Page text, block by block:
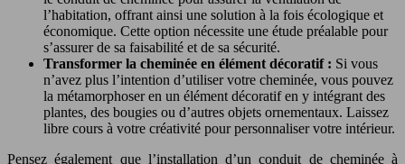
l’habitation, offrant ainsi une solution à la fois écologique et
économique. Cette option nécessite une étude préalable pour
s’assurer de sa faisabilité et de sa sécurité.
Transformer la cheminée en élément décoratif : Si vous
n’avez plus l’intention d’utiliser votre cheminée, vous pouvez
la métamorphoser en un élément décoratif en y intégrant des
plantes, des bougies ou d’autres objets ornementaux. Laissez
libre cours à votre créativité pour personnaliser votre intérieur.
Pensez également que l’installation d’un conduit de cheminée à